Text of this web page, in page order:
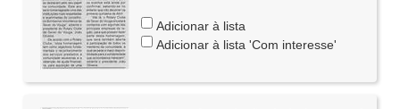
Adicionar à lista
Adicionar à lista 'Com interesse'